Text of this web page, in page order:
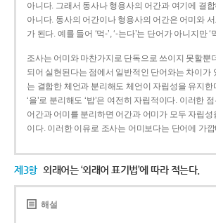
아니다. 그래서 동사나 형용사의 어간과 여기에 결
아니다. 동사의 어간이나 형용사의 어간은 어미와
가 된다. 예를 들어 ‘먹-’, ‘-는다’는 단어가 아니지만
조사는 어미와 마찬가지로 단독으로 쓰이지 못할뿐
되어 실현된다는 점에서 일반적인 단어와는 차이가
는 결합한 체언과 분리해도 체언이 자립성을 유지한
‘을’로 분리해도 ‘밥’은 여전히 자립적이다. 이러한
어간과 어미를 분리하면 어간과 어미가 모두 자립성
이다. 이러한 이유로 조사는 어미보다는 단어에 가
제3항 외래어는 ‘외래어 표기법’에 따라 적는다.
해설